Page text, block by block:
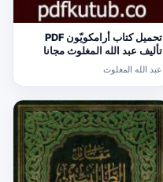
تحميل كتاب أرامكويّون PDF
تأليف عبد الله المغلوث مجانا
[كامل]
عبد الله المغلوث